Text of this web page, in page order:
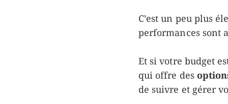
C’est un peu plus
performances sont
Et si votre budget
qui offre des
de suivre et gérer